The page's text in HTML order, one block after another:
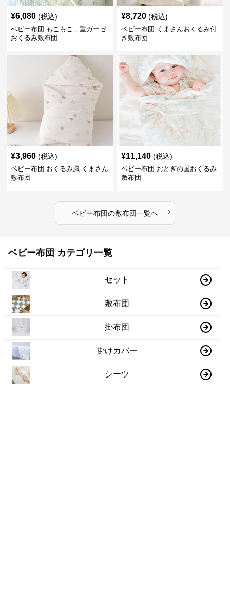
¥6,080 (税込)
ベビー布団 もこもこ二重ガーゼ
おくるみ敷布団
¥8,720 (税込)
ベビー布団 くまさんおくるみ付
き敷布団
¥3,960 (税込)
ベビー布団 おくるみ風 くまさん
敷布団
¥11,140 (税込)
ベビー布団 おとぎの国おくるみ
敷布団
ベビー布団の敷布団一覧へ ›
ベビー布団 カテゴリ一覧
セット
敷布団
掛布団
掛けカバー
シーツ